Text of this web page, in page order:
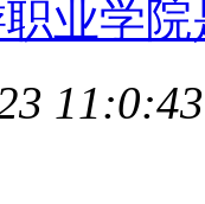
业学院
11:0:43